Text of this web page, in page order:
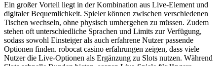
Ein großer Vorteil liegt in der Kombination aus Live-Element und
digitaler Bequemlichkeit. Spieler können zwischen verschiedenen
Tischen wechseln, ohne physisch umhergehen zu müssen. Zudem
stehen oft unterschiedliche Sprachen und Limits zur Verfügung,
sodass sowohl Einsteiger als auch erfahrene Nutzer passende
Optionen finden. robocat casino erfahrungen zeigen, dass viele
Nutzer die Live-Optionen als Ergänzung zu Slots nutzen. Während